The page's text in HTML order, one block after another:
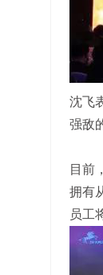
沈飞
强敌
目前
拥有
员工